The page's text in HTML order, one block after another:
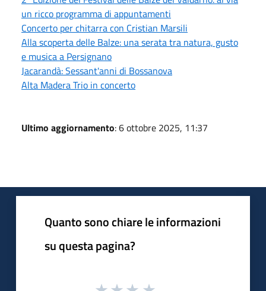
un ricco programma di appuntamenti
Concerto per chitarra con Cristian Marsili
Alla scoperta delle Balze: una serata tra natura, gusto
e musica a Persignano
Jacarandà: Sessant'anni di Bossanova
Alta Madera Trio in concerto
Ultimo aggiornamento: 6 ottobre 2025, 11:37
Quanto sono chiare le informazioni
su questa pagina?